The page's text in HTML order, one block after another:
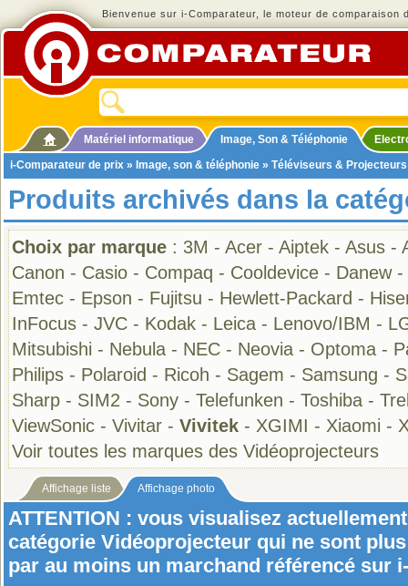
Bienvenue sur i-Comparateur, le moteur de comparaison
Matériel informatique Image, Son & Téléphonie
i-Comparateur de prix » Image, son & téléphonie » Téléviseurs & Projecteurs
Produits archivés dans la
Choix par marque : 3M - Acer - Aiptek - Asus -
Canon - Casio - Compaq - Cooldevice - Danew-
Emtec - Epson - Fujitsu - Hewlett-Packard -
InFocus - JVC - Kodak - Leica - Lenovo/IBM -
Mitsubishi - Nebula - NEC - Neovia - Optoma -
Philips - Polaroid - Ricoh - Sagem - Samsung -
Sharp - SIM2 - Sony - Telefunken - Toshiba -
ViewSonic - Vivitar - Vivitek - XGIMI - Xiaomi -
Voir toutes les marques des Vidéoprojecteurs
Affichage liste Affichage photo
ATTENTION : vous visualisez
catégorie Vidéoprojecteur qui ne sont
par au moins un marchand référencé sur